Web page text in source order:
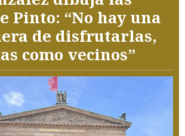
Pinto: “No hay una
de disfrutarlas,
como vecinos”